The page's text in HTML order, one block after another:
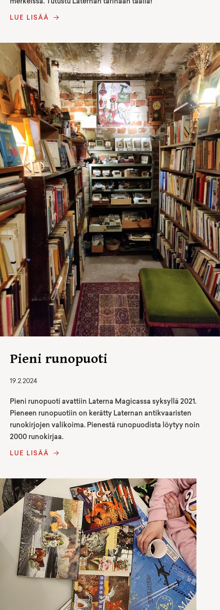
merkeissä. Tutustu Laternan tarinaan täällä!
LUE LISÄÄ
Pieni runopuoti
19.2.2024
Pieni runopuoti avattiin Laterna Magicassa syksyllä 2021.
Pieneen runopuotiin on kerätty Laternan antikvaaristen
runokirjojen valikoima. Pienestä runopuodista löytyy noin
2000 runokirjaa.
LUE LISÄÄ